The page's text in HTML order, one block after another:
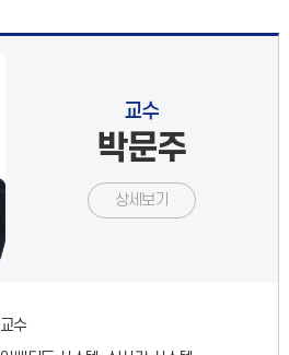
교수
박문주
상세보기
교수